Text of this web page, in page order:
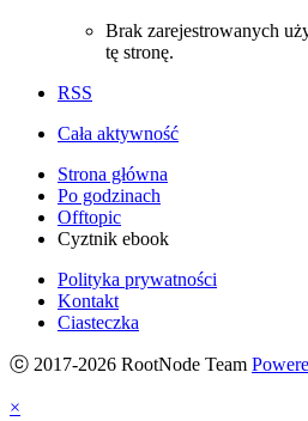
Brak zarejestrowanych
tę stronę.
RSS
Cała aktywność
Strona główna
Po godzinach
Offtopic
Cyztnik ebook
Polityka prywatności
Kontakt
Ciasteczka
ⓒ 2017-2026 RootNode Team
×